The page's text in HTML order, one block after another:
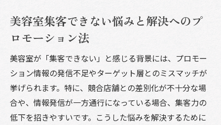
美容室集客できない悩みと解決へのプ
ロモーション法
美容室が「集客できない」と感じる背景には、プロモー
ション情報の発信不足やターゲット層とのミスマッチが
挙げられます。特に、競合店舗との差別化が不十分な場
合や、情報発信が一方通行になっている場合、集客力の
低下を招きやすいです。こうした悩みを解決するために